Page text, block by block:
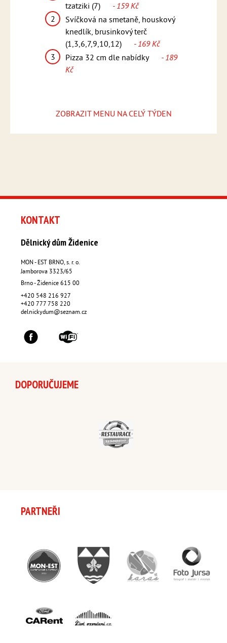
tzatziki (7)
- 159 Kč
2
Svíčková na smetaně, houskový
knedlík, brusinkový terč
(1,3,6,7,9,10,12)
- 169 Kč
3
Pizza 32 cm dle nabídky
- 189
Kč
ZOBRAZIT MENU NA CELÝ TÝDEN
KONTAKT
Dělnický dům Židenice
MON - EST BRNO, s. r. o.
Jamborova 3323/65
Brno - Židenice 615 00
+420 548 216 927
+420 777 758 220
delnickydum@seznam.cz
DOPORUČUJEME
PARTNEŘI